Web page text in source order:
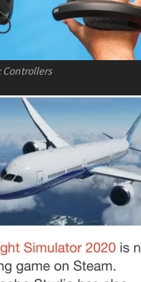
Controllers